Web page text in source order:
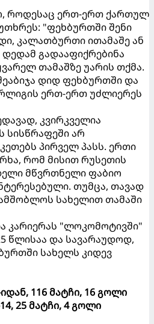
როდესაც ერთ-ერთ ქართულ
"ფეხბურთში შენი
კალათბურთი ითამაშე ან
დედამ გადააფიქრებინა
თამაშზე უარის თქმა.
დიდ ფეხბურთში და
ერთ-ერთ უძლიერეს
კვირკველია
სისწრაფეში არ
პირველ პასს. ერთი
რომ მისით რუსეთის
მწვრთნელი ფაბიო
თუმცა, თავად
სახელით თამაში
კარიერას "ლოკომოტივში"
წლისაა და სავარაუდოდ,
სახელს კიდევ
116 მატჩი, 16 გოლი
25 მატჩი, 4 გოლი